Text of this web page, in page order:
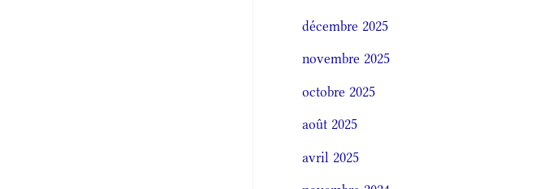
décembre 2025
novembre 2025
octobre 2025
août 2025
avril 2025